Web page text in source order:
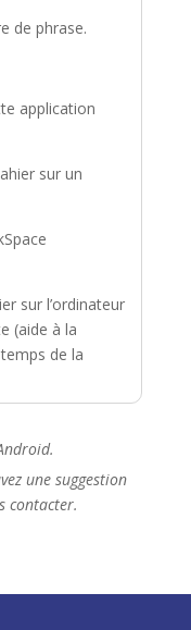
de phrase.
application
sur un
sur l’ordinateur
(aide à la
de la
une suggestion
contacter.